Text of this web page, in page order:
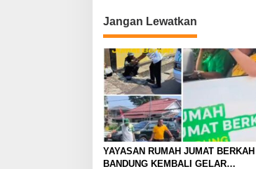
Jangan Lewatkan
YAYASAN RUMAH JUMAT BERKAH
BANDUNG KEMBALI GELAR